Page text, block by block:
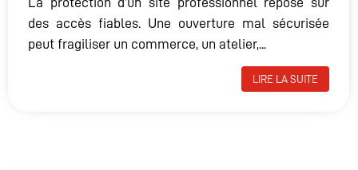
des accès fiables. Une ouverture mal sécurisée
peut fragiliser un commerce, un atelier,...
LIRE LA SUITE